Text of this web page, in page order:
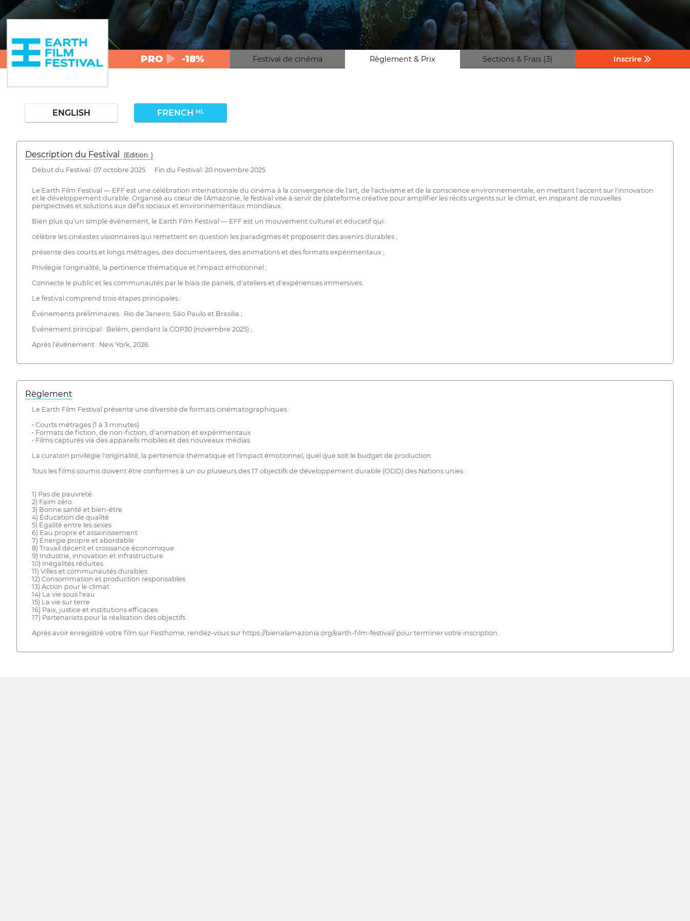
PRO -18% Festival de cinéma Règlement & Prix Sections & Frais (3) Inscrire
ENGLISH FRENCH ML
Description du Festival
( Edition: )
Début du Festival: 07 octobre 2025 Fin du Festival: 20 novembre 2025
Le Earth Film Festival — EFF est une célébration internationale du cinéma à la convergence de l'art, de l'activisme et de la conscience environnementale, en mettant l'accent sur l'innovation
et le développement durable. Organisé au cœur de l'Amazonie, le festival vise à servir de plateforme créative pour amplifier les récits urgents sur le climat, en inspirant de nouvelles
perspectives et solutions aux défis sociaux et environnementaux mondiaux.
Bien plus qu'un simple événement, le Earth Film Festival — EFF est un mouvement culturel et éducatif qui :
célèbre les cinéastes visionnaires qui remettent en question les paradigmes et proposent des avenirs durables ;
présente des courts et longs métrages, des documentaires, des animations et des formats expérimentaux ;
Privilégie l'originalité, la pertinence thématique et l'impact émotionnel ;
Connecte le public et les communautés par le biais de panels, d'ateliers et d'expériences immersives.
Le festival comprend trois étapes principales :
Événements préliminaires : Rio de Janeiro, São Paulo et Brasilia ;
Événement principal : Belém, pendant la COP30 (novembre 2025) ;
Après l'événement : New York, 2026.
Règlement
Le Earth Film Festival présente une diversité de formats cinématographiques :
• Courts métrages (1 à 3 minutes)
• Formats de fiction, de non-fiction, d'animation et expérimentaux
• Films capturés via des appareils mobiles et des nouveaux médias
La curation privilégie l'originalité, la pertinence thématique et l'impact émotionnel, quel que soit le budget de production.
Tous les films soumis doivent être conformes à un ou plusieurs des 17 objectifs de développement durable (ODD) des Nations unies :
1) Pas de pauvreté
2) Faim zéro
3) Bonne santé et bien-être
4) Éducation de qualité
5) Égalité entre les sexes
6) Eau propre et assainissement
7) Énergie propre et abordable
8) Travail décent et croissance économique
9) Industrie, innovation et infrastructure
10) Inégalités réduites
11) Villes et communautés durables
12) Consommation et production responsables
13) Action pour le climat
14) La vie sous l'eau
15) La vie sur terre
16) Paix, justice et institutions efficaces
17) Partenariats pour la réalisation des objectifs
Après avoir enregistré votre film sur Festhome, rendez-vous sur https://bienalamazonia.org/earth-film-festival/ pour terminer votre inscription.